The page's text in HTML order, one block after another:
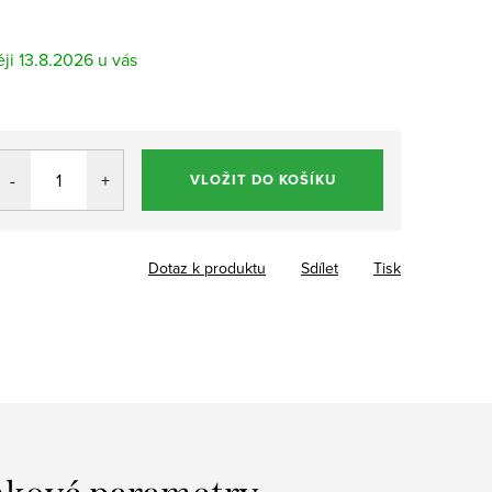
13.8.2026
VLOŽIT DO KOŠÍKU
Tisk
Dotaz k produktu Sdílet